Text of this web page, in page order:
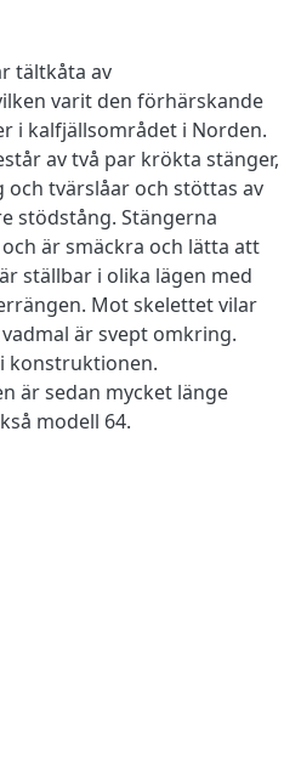
tältkåta av
varit den förhärskande
i kalfjällsområdet i Norden.
av två par krökta stänger,
och tvärslåar och stöttas av
stödstång. Stängerna
är smäckra och lätta att
ställbar i olika lägen med
Mot skelettet vilar
är svept omkring.
konstruktionen.
är sedan mycket länge
modell 64.